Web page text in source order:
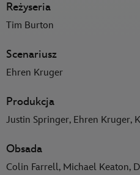
Reżyseria
Tim Burton
Scenariusz
Ehren Kruger
Produkcja
Justin Springer, Ehren Kruger,
Obsada
Colin Farrell, Michael Keaton,